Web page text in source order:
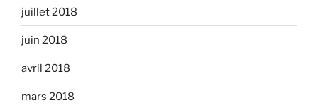
juillet 2018
juin 2018
avril 2018
mars 2018